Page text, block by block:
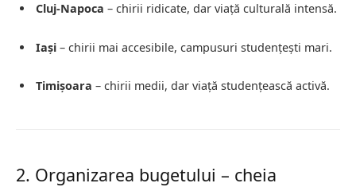
Cluj-Napoca – chirii ridicate, dar viață culturală intensă.
Iași – chirii mai accesibile, campusuri studențești mari.
Timișoara – chirii medii, dar viață studențească activă.
2. Organizarea bugetului – cheia